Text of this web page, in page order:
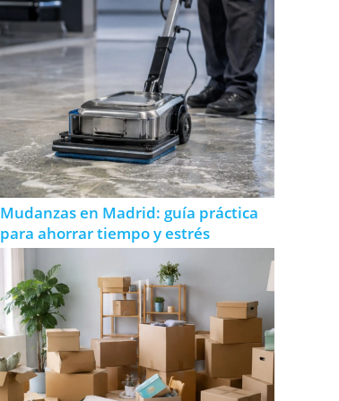
Mudanzas en Madrid: guía práctica
para ahorrar tiempo y estrés